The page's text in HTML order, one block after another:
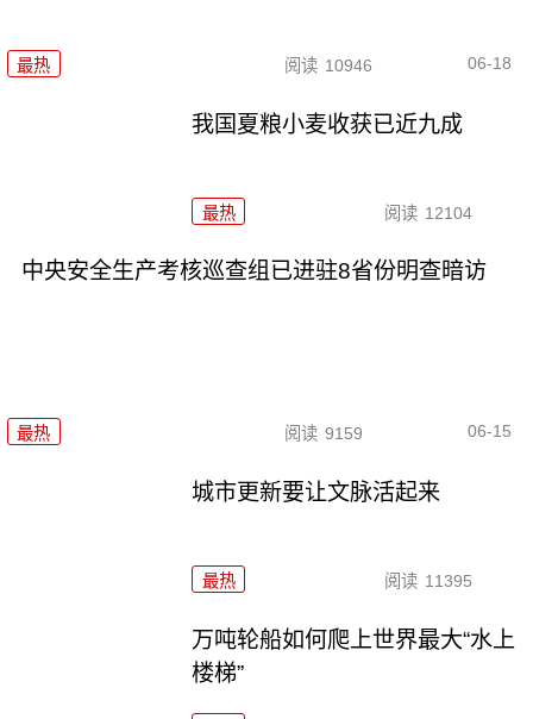
最热 阅读 10946 06-18
我国夏粮小麦收获已近九成
最热 阅读 12104
中央安全生产考核巡查组已进驻8省份明查暗访
最热 阅读 9159 06-15
城市更新要让文脉活起来
最热 阅读 11395
万吨轮船如何爬上世界最大“水上
楼梯”